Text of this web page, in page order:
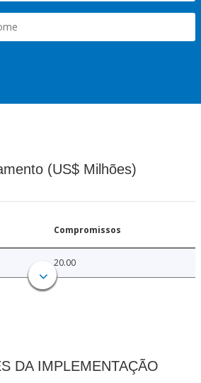
(US$ Milhões)
Compromissos
20.00
DA IMPLEMENTAÇÃO